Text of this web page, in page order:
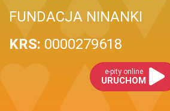
FUNDACJA NINANKI
KRS: 0000279618
e-pity online
URUCHOM